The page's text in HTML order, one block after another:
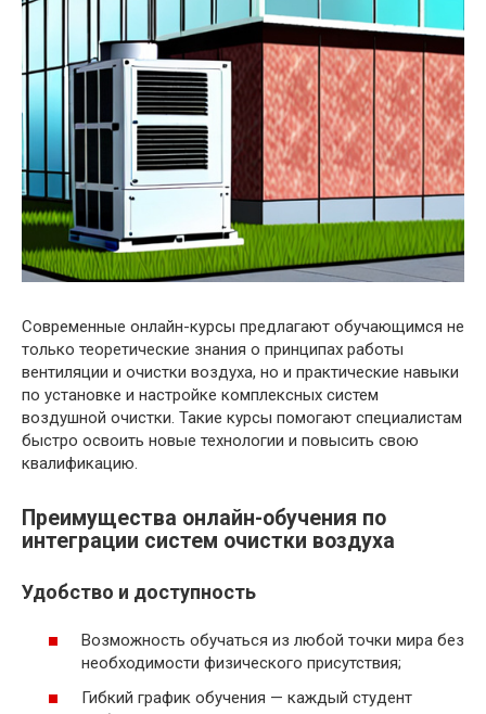
Современные онлайн-курсы предлагают обучающимся не
только теоретические знания о принципах работы
вентиляции и очистки воздуха, но и практические навыки
по установке и настройке комплексных систем
воздушной очистки. Такие курсы помогают специалистам
быстро освоить новые технологии и повысить свою
квалификацию.
Преимущества онлайн-обучения по
интеграции систем очистки воздуха
Удобство и доступность
Возможность обучаться из любой точки мира без
необходимости физического присутствия;
Гибкий график обучения — каждый студент